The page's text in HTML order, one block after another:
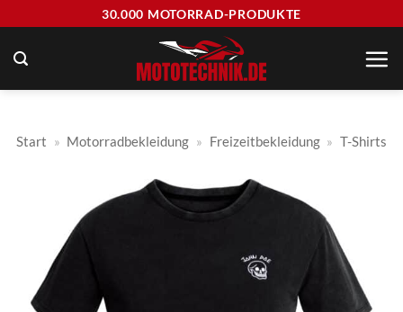
springen
30.000 MOTORRAD-PRODUKTE
Start » Motorradbekleidung » Freizeitbekleidung » T-Shirts